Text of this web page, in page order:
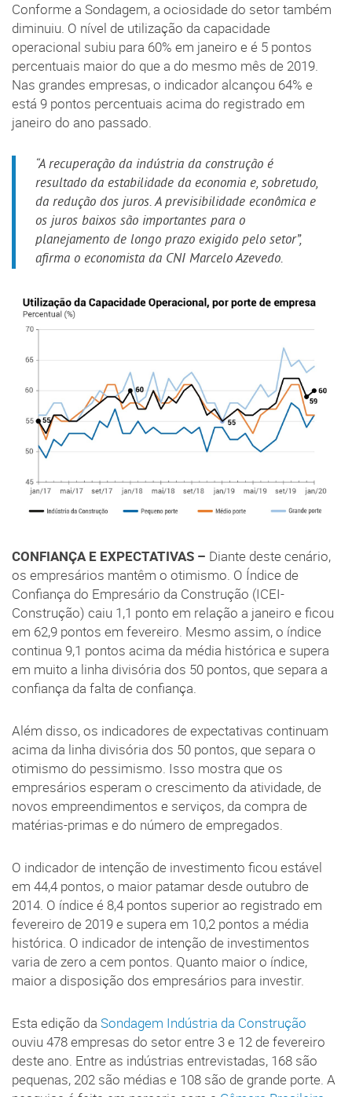
Conforme a Sondagem, a ociosidade do setor também
diminuiu. O nível de utilização da capacidade
operacional subiu para 60% em janeiro e é 5 pontos
percentuais maior do que a do mesmo mês de 2019.
Nas grandes empresas, o indicador alcançou 64% e
está 9 pontos percentuais acima do registrado em
janeiro do ano passado.
“A recuperação da indústria da construção é
resultado da estabilidade da economia e, sobretudo,
da redução dos juros. A previsibilidade econômica e
os juros baixos são importantes para o
planejamento de longo prazo exigido pelo setor”,
afirma o economista da CNI Marcelo Azevedo.
CONFIANÇA E EXPECTATIVAS – Diante deste cenário,
os empresários mantêm o otimismo. O Índice de
Confiança do Empresário da Construção (ICEI-
Construção) caiu 1,1 ponto em relação a janeiro e ficou
em 62,9 pontos em fevereiro. Mesmo assim, o índice
continua 9,1 pontos acima da média histórica e supera
em muito a linha divisória dos 50 pontos, que separa a
confiança da falta de confiança.
Além disso, os indicadores de expectativas continuam
acima da linha divisória dos 50 pontos, que separa o
otimismo do pessimismo. Isso mostra que os
empresários esperam o crescimento da atividade, de
novos empreendimentos e serviços, da compra de
matérias-primas e do número de empregados.
O indicador de intenção de investimento ficou estável
em 44,4 pontos, o maior patamar desde outubro de
2014. O índice é 8,4 pontos superior ao registrado em
fevereiro de 2019 e supera em 10,2 pontos a média
histórica. O indicador de intenção de investimentos
varia de zero a cem pontos. Quanto maior o índice,
maior a disposição dos empresários para investir.
Esta edição da Sondagem Indústria da Construção
ouviu 478 empresas do setor entre 3 e 12 de fevereiro
deste ano. Entre as indústrias entrevistadas, 168 são
pequenas, 202 são médias e 108 são de grande porte. A